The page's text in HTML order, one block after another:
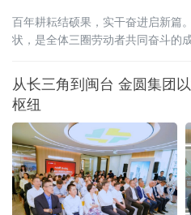
百年耕耘结硕果，实干奋进启新篇
状，是全体三圈劳动者共同奋斗的
从长三角到闽台 金圆集团
枢纽